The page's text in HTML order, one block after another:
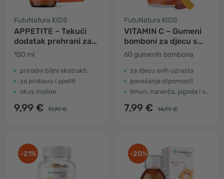
FutuNatura KIDS
APPETITE – Tekući
dodatak prehrani za
djecu za apetit
150 ml
prirodni biljni ekstrakti
za probavu i apetit
okus maline
9,99 € 11,99 €
FutuNatura KIDS
VITAMIN C – Gumeni
bomboni za djecu s
vitaminom C
60 gumenih bombona
za djecu svih uzrasta
povećanje otpornosti
limun, naranča, jagoda i višnja
7,99 € 14,99 €
-21% -20%